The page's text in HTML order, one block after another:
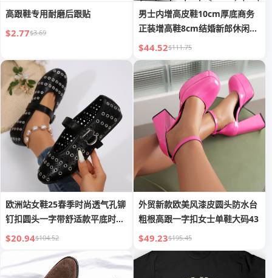
高跟鞋专用耐磨后跟贴
$2.77$3.69
男士内增高皮鞋10cm厚底商务
正装增高鞋8cm结婚新郎休闲皮
鞋男
$44.52$111.75
欧洲站女鞋25春季时尚透气孔铆
钉扣圆头一字带舒适款平底时尚
单鞋
$20.94$104.52
外贸新款欧美风漆皮圆头防水台
粗根高跟一字扣女士单鞋大码43
$49.23$195.45